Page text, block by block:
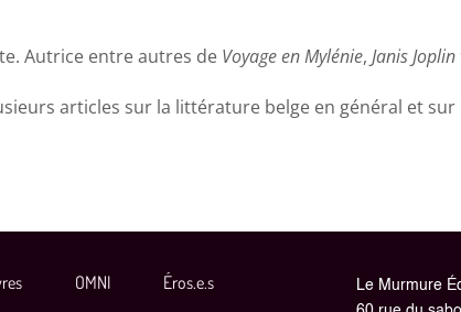
OMNI Éros.e.s
Le Murmure
Autrice entre autres de Voyage en Mylénie, Janis
articles sur la littérature belge en général et